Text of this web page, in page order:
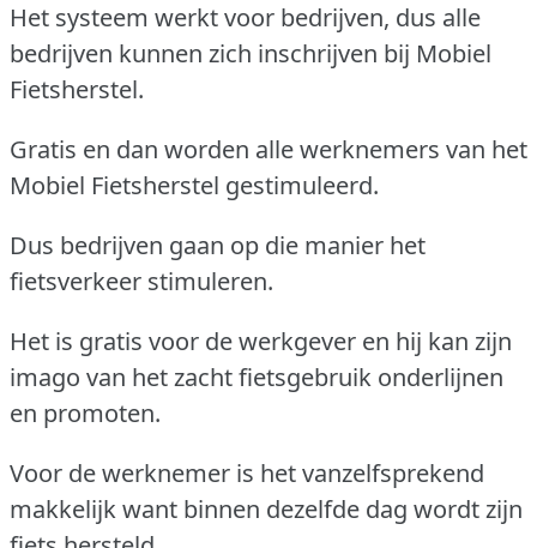
Het systeem werkt voor bedrijven, dus alle
bedrijven kunnen zich inschrijven bij Mobiel
Fietsherstel.
Gratis en dan worden alle werknemers van het
Mobiel Fietsherstel gestimuleerd.
Dus bedrijven gaan op die manier het
fietsverkeer stimuleren.
Het is gratis voor de werkgever en hij kan zijn
imago van het zacht fietsgebruik onderlijnen
en promoten.
Voor de werknemer is het vanzelfsprekend
makkelijk want binnen dezelfde dag wordt zijn